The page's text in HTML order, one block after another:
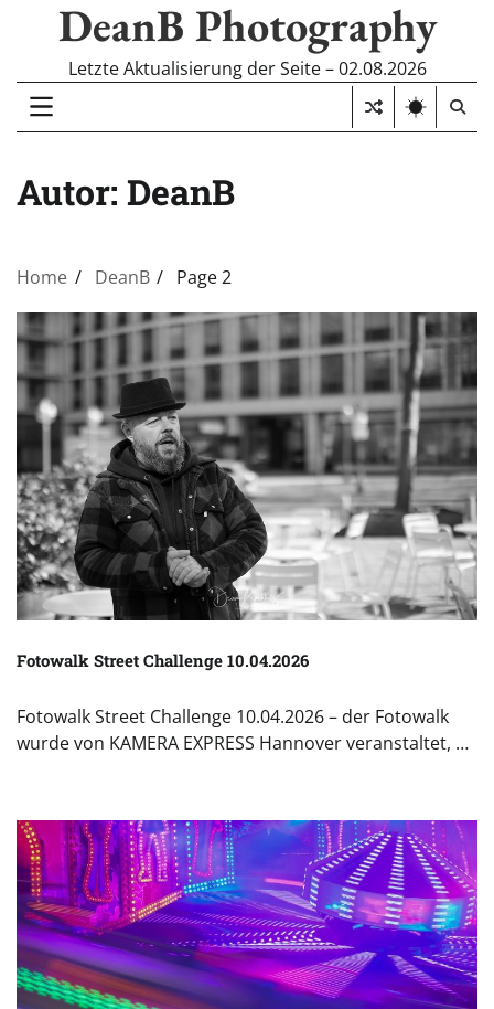
DeanB Photography
Letzte Aktualisierung der Seite – 02.08.2026
Autor: DeanB
Home DeanB Page 2
Fotowalk Street Challenge 10.04.2026
Fotowalk Street Challenge 10.04.2026 – der Fotowalk
wurde von KAMERA EXPRESS Hannover veranstaltet, …